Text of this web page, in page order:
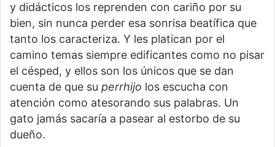
y didácticos los reprenden con cariño por su
bien, sin nunca perder esa sonrisa beatífica que
tanto los caracteriza. Y les platican por el
camino temas siempre edificantes como no pisar
el césped, y ellos son los únicos que se dan
cuenta de que su perrhijo los escucha con
atención como atesorando sus palabras. Un
gato jamás sacaría a pasear al estorbo de su
dueño.